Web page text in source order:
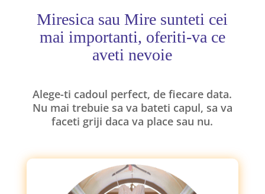
Miresica sau Mire sunteti cei
mai importanti, oferiti-va ce
aveti nevoie
Alege-ti cadoul perfect, de fiecare data.
Nu mai trebuie sa va bateti capul, sa va
faceti griji daca va place sau nu.